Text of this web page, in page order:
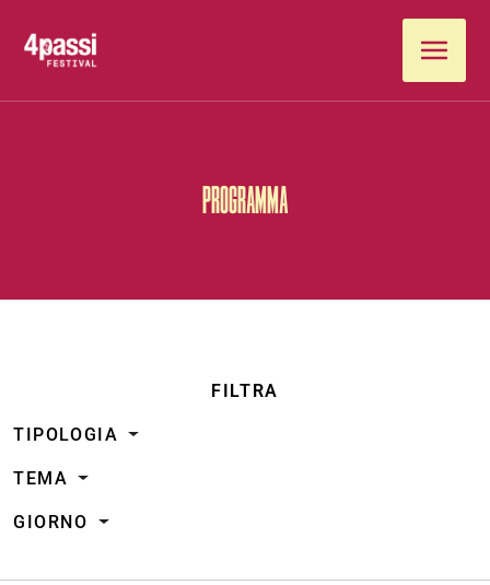
PROGRAMMA
FILTRA
TIPOLOGIA
TEMA
GIORNO